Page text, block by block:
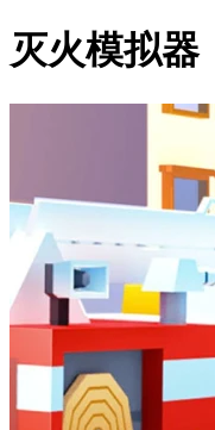
灭火模拟器